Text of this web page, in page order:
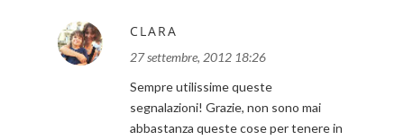
CLARA
27 settembre, 2012 18:26
Sempre utilissime queste
segnalazioni! Grazie, non sono mai
abbastanza queste cose per tenere in